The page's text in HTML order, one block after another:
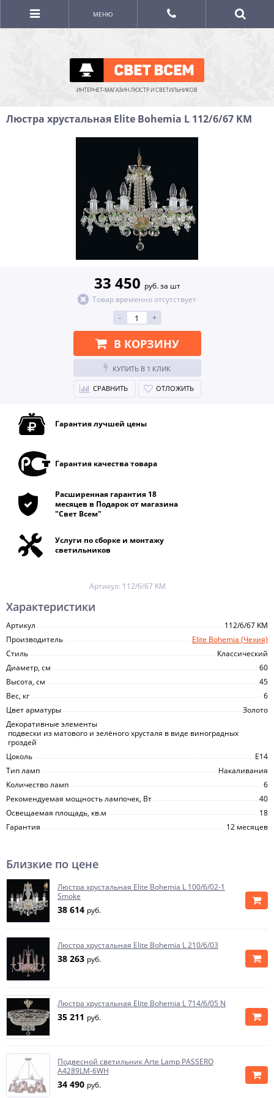
ИНТЕРНЕТ-МАГАЗИН ЛЮСТР И СВЕТИЛЬНИКОВ
МЕНЮ
Люстра хрустальная Elite Bohemia L 112/6/67 KM
33 450 руб. за шт
Товар временно отсутствует
-
+
В КОРЗИНУ
КУПИТЬ В 1 КЛИК
СРАВНИТЬ ОТЛОЖИТЬ
Гарантия лучшей цены
Гарантия качества товара
Расширенная гарантия 18
месяцев в Подарок от магазина
"Свет Всем"
Услуги по сборке и монтажу
светильников
Артикул: 112/6/67 KM
Характеристики
Артикул
112/6/67 KM
Производитель
Elite Bohemia (Чехия)
Стиль
Классический
Диаметр, см
60
Высота, см
45
Вес, кг
6
Цвет арматуры
Золото
Декоративные элементы
подвески из матового и зелёного хрусталя в виде виноградных
гроздей
Цоколь
E14
Тип ламп
Накаливания
Количество ламп
6
Рекомендуемая мощность лампочек, Вт
40
Освещаемая площадь, кв.м
18
Гарантия
12 месяцев
Близкие по цене
Люстра хрустальная Elite Bohemia L 100/6/02-1
Smoke
38 614 руб.
Люстра хрустальная Elite Bohemia L 210/6/03
38 263 руб.
Люстра хрустальная Elite Bohemia L 714/6/05 N
35 211 руб.
Подвесной светильник Arte Lamp PASSERO
A4289LM-6WH
34 490 руб.